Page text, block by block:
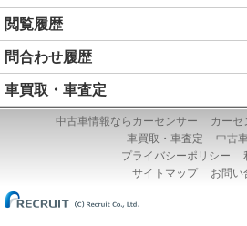
閲覧履歴
問合わせ履歴
車買取・車査定
中古車情報ならカーセンサー
カーセ
車買取・車査定
中古
プライバシーポリシー
サイトマップ
お問い